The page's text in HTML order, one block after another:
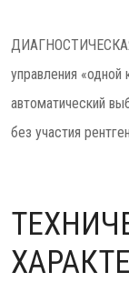
управления «одной
автоматический
без участия